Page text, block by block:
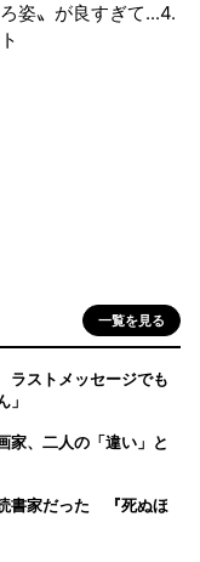
姿〟が良すぎて...4.
一覧を見る
ストメッセージでも
、二人の「違い」と
書家だった 『死ぬほ